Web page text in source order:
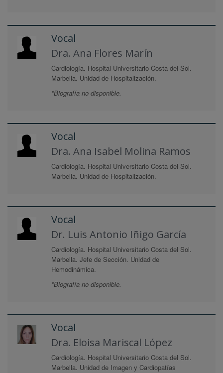
Vocal
Dra. Ana Flores Marín
Cardiología. Hospital Universitario Costa del Sol.
Marbella. Unidad de Hospitalización.
*Biografía no disponible.
Vocal
Dra. Ana Isabel Molina Ramos
Cardiología. Hospital Universitario Costa del Sol.
Marbella. Unidad de Hospitalización.
Vocal
Dr. Luis Antonio Iñigo García
Cardiología. Hospital Universitario Costa del Sol.
Marbella. Jefe de Sección. Unidad de
Hemodinámica.
*Biografía no disponible.
Vocal
Dra. Eloisa Mariscal López
Cardiología. Hospital Universitario Costa del Sol.
Marbella. Unidad de Imagen y Cardiopatías